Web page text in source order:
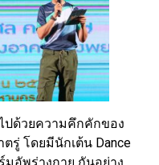
ปด้วยความคึกคักของ
รู่ โดยมีนักเต้น Dance